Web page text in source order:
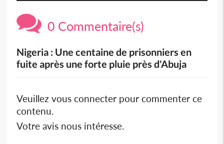
0 Commentaire(s)
Nigeria : Une centaine de prisonniers en
fuite après une forte pluie près d'Abuja
Veuillez vous connecter pour commenter ce
contenu.
Votre avis nous intéresse.